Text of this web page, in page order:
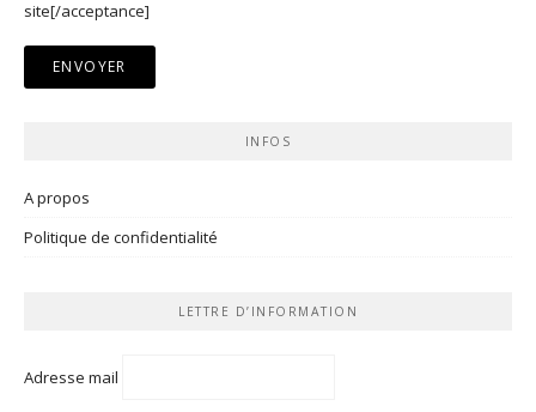
site[/acceptance]
INFOS
A propos
Politique de confidentialité
LETTRE D’INFORMATION
Adresse mail